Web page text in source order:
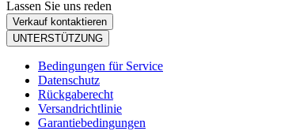
Lassen Sie uns reden
Verkauf kontaktieren
UNTERSTÜTZUNG
Bedingungen für Service
Datenschutz
Rückgaberecht
Versandrichtlinie
Garantiebedingungen